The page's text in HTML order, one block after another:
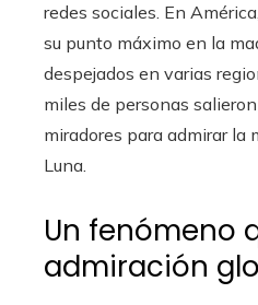
redes sociales. En
su punto máximo en la
despejados en varias
miles de personas
miradores para admirar la
Luna.
Un fenómeno
admiración